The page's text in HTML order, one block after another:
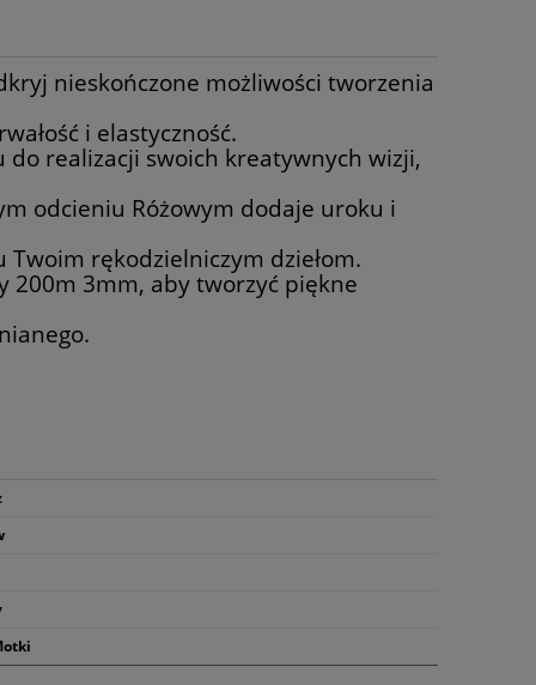
nieskończone możliwości tworzenia
i elastyczność.
do realizacji swoich kreatywnych wizji,
odcieniu Różowym dodaje uroku i
rękodzielniczym dziełom.
200m 3mm, aby tworzyć piękne